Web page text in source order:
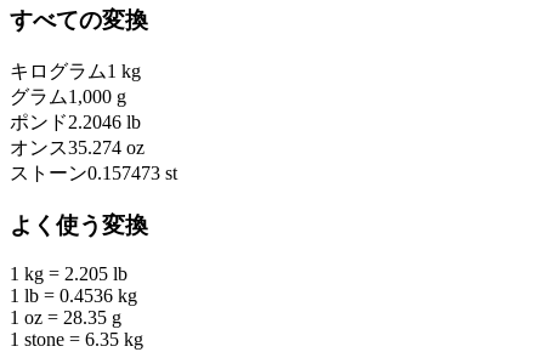
すべての変換
キログラム1 kg
グラム1,000 g
ポンド2.2046 lb
オンス35.274 oz
ストーン0.157473 st
よく使う変換
1 kg = 2.205 lb
1 lb = 0.4536 kg
1 oz = 28.35 g
1 stone = 6.35 kg